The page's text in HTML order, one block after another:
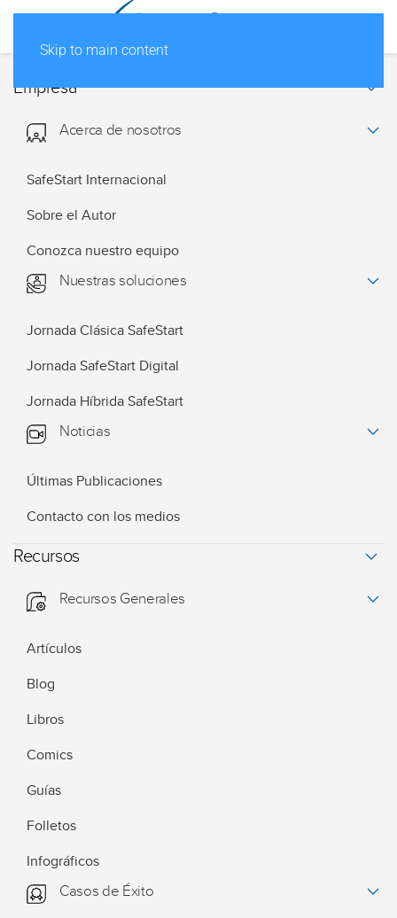
Skip to main content
Empresa
Acerca de nosotros
SafeStart Internacional
Sobre el Autor
Conozca nuestro equipo
Nuestras soluciones
Jornada Clásica SafeStart
Jornada SafeStart Digital
Jornada Híbrida SafeStart
Noticias
Últimas Publicaciones
Contacto con los medios
Recursos
Recursos Generales
Artículos
Blog
Libros
Comics
Guías
Folletos
Infográficos
Casos de Éxito